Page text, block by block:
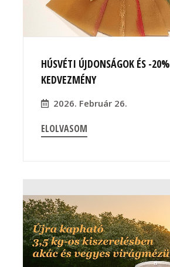
HÚSVÉTI ÚJDONSÁGOK ÉS -20%
KEDVEZMÉNY
2026. Február 26.
ELOLVASOM